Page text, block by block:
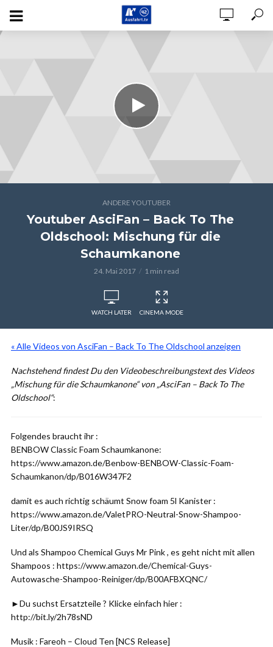
ANDERE YOUTUBER
Youtuber AsciFan – Back To The
Oldschool: Mischung für die
Schaumkanone
24. Mai 2017 1 min read
WATCH LATER CINEMA MODE
« Alle Videos von AsciFan – Back To The Oldschool anzeigen
Nachstehend findest Du den Videobeschreibungstext des Videos
„Mischung für die Schaumkanone“ von „AsciFan – Back To The
Oldschool“:
Folgendes braucht ihr :
BENBOW Classic Foam Schaumkanone:
https://www.amazon.de/Benbow-BENBOW-Classic-Foam-
Schaumkanon/dp/B016W347F2
damit es auch richtig schäumt Snow foam 5l Kanister :
https://www.amazon.de/ValetPRO-Neutral-Snow-Shampoo-
Liter/dp/B00JS9IRSQ
Und als Shampoo Chemical Guys Mr Pink , es geht nicht mit allen
Shampoos : https://www.amazon.de/Chemical-Guys-
Autowasche-Shampoo-Reiniger/dp/B00AFBXQNC/
►Du suchst Ersatzteile ? Klicke einfach hier :
http://bit.ly/2h78sND
Musik : Fareoh – Cloud Ten [NCS Release]